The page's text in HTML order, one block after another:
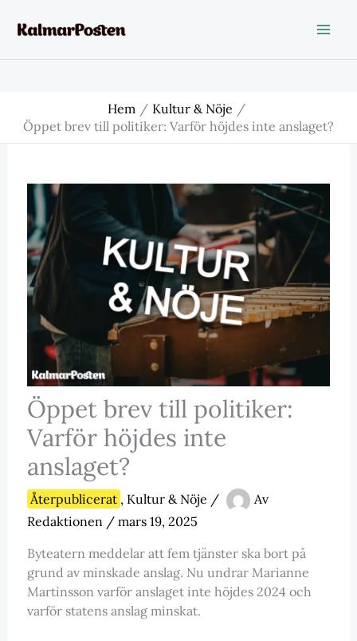
Hem
Kultur & Nöje
Öppet brev till politiker: Varför höjdes inte anslaget?
Öppet brev till politiker:
Varför höjdes inte
anslaget?
Återpublicerat , Kultur & Nöje /
Av
Redaktionen / mars 19, 2025
Byteatern meddelar att fem tjänster ska bort på
grund av minskade anslag. Nu undrar Marianne
Martinsson varför anslaget inte höjdes 2024 och
varför statens anslag minskat.